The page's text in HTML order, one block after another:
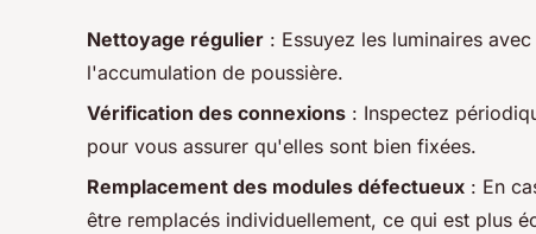
Nettoyage régulier : Essuyez les luminaires
l'accumulation de poussière.
Vérification des connexions : Inspectez
pour vous assurer qu'elles sont bien fixées.
Remplacement des modules défectueux : En
être remplacés individuellement, ce qui est plus